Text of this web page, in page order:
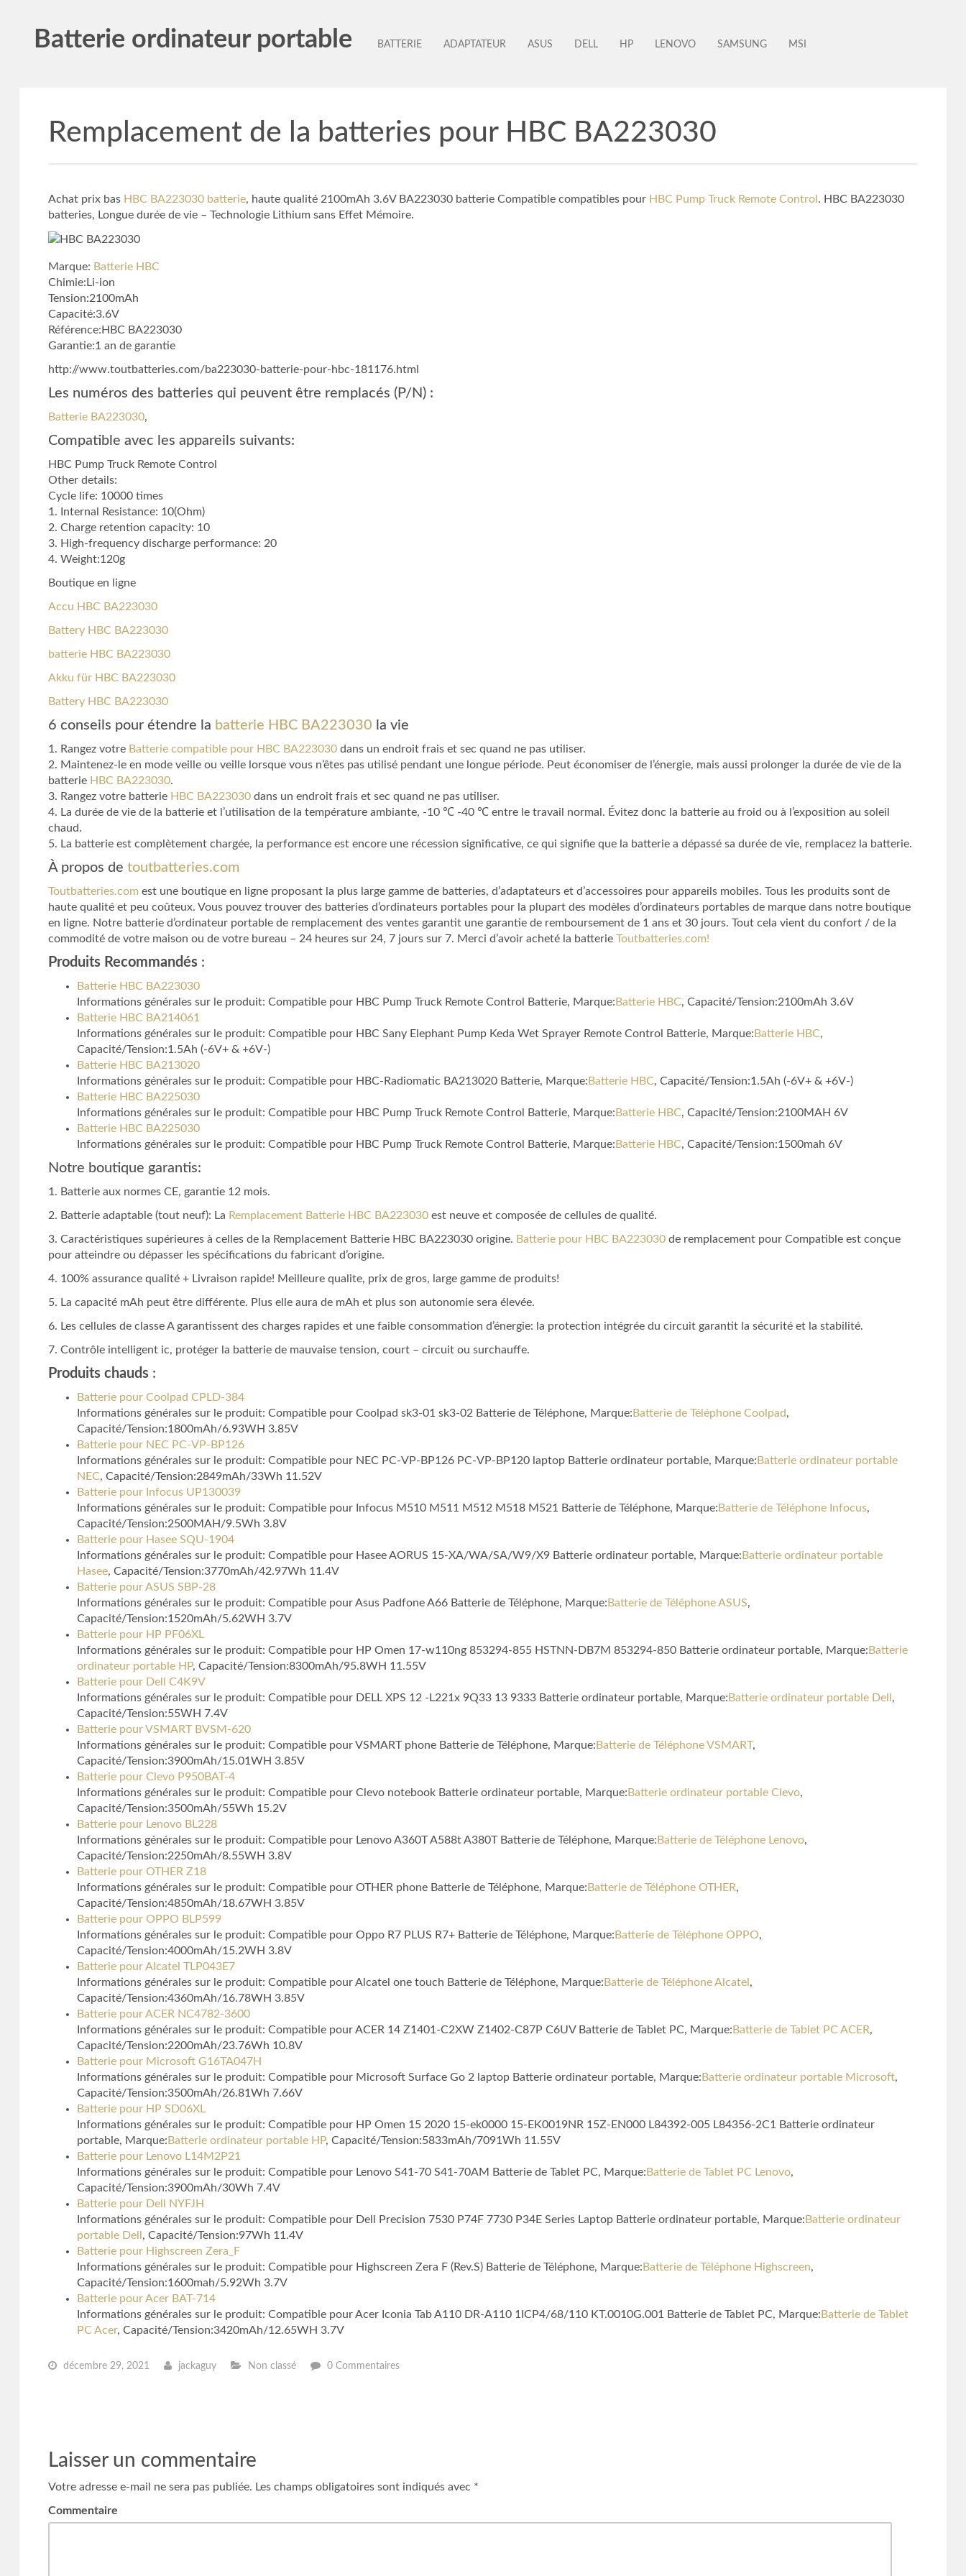
Batterie ordinateur portable BATTERIE ADAPTATEUR ASUS DELL HP LENOVO SAMSUNG MSI
Remplacement de la batteries pour HBC BA223030
Achat prix bas HBC BA223030 batterie, haute qualité 2100mAh 3.6V BA223030 batterie Compatible compatibles pour HBC Pump Truck Remote Control . HBC BA223030
batteries, Longue durée de vie – Technologie Lithium sans Effet Mémoire.
Marque: Batterie HBC
Chimie:Li-ion
Tension:2100mAh
Capacité:3.6V
Référence:HBC BA223030
Garantie:1 an de garantie
http://www.toutbatteries.com/ba223030-batterie-pour-hbc-181176.html
Les numéros des batteries qui peuvent être remplacés (P/N) :
Batterie BA223030,
Compatible avec les appareils suivants:
HBC Pump Truck Remote Control
Other details:
Cycle life: 10000 times
1. Internal Resistance: 10(Ohm)
2. Charge retention capacity: 10
3. High-frequency discharge performance: 20
4. Weight:120g
Boutique en ligne
Accu HBC BA223030
Battery HBC BA223030
batterie HBC BA223030
Akku für HBC BA223030
Battery HBC BA223030
6 conseils pour étendre la batterie HBC BA223030 la vie
1. Rangez votre Batterie compatible pour HBC BA223030dans un endroit frais et sec quand ne pas utiliser.
2. Maintenez-le en mode veille ou veille lorsque vous n’êtes pas utilisé pendant une longue période. Peut économiser de l’énergie, mais aussi prolonger la durée de vie de la
batterie HBC BA223030.
3. Rangez votre batterie HBC BA223030dans un endroit frais et sec quand ne pas utiliser.
4. La durée de vie de la batterie et l’utilisation de la température ambiante, -10 ℃ -40 ℃ entre le travail normal. Évitez donc la batterie au froid ou à l’exposition au soleil
chaud.
5. La batterie est complètement chargée, la performance est encore une récession significative, ce qui signifie que la batterie a dépassé sa durée de vie, remplacez la batterie.
À propos de toutbatteries.com
Toutbatteries.com est une boutique en ligne proposant la plus large gamme de batteries, d’adaptateurs et d’accessoires pour appareils mobiles. Tous les produits sont de
haute qualité et peu coûteux. Vous pouvez trouver des batteries d’ordinateurs portables pour la plupart des modèles d’ordinateurs portables de marque dans notre boutique
en ligne. Notre batterie d’ordinateur portable de remplacement des ventes garantit une garantie de remboursement de 1 ans et 30 jours. Tout cela vient du confort / de la
commodité de votre maison ou de votre bureau – 24 heures sur 24, 7 jours sur 7. Merci d’avoir acheté la batterie Toutbatteries.com!
Produits Recommandés :
Batterie HBC BA223030
Informations générales sur le produit: Compatible pour HBC Pump Truck Remote Control Batterie, Marque: Batterie HBC, Capacité/Tension:2100mAh 3.6V
Batterie HBC BA214061
Informations générales sur le produit: Compatible pour HBC Sany Elephant Pump Keda Wet Sprayer Remote Control Batterie, Marque: Batterie HBC,
Capacité/Tension:1.5Ah (-6V+ & +6V-)
Batterie HBC BA213020
Informations générales sur le produit: Compatible pour HBC-Radiomatic BA213020 Batterie, Marque: Batterie HBC, Capacité/Tension:1.5Ah (-6V+ & +6V-)
Batterie HBC BA225030
Informations générales sur le produit: Compatible pour HBC Pump Truck Remote Control Batterie, Marque: Batterie HBC, Capacité/Tension:2100MAH 6V
Batterie HBC BA225030
Informations générales sur le produit: Compatible pour HBC Pump Truck Remote Control Batterie, Marque: Batterie HBC, Capacité/Tension:1500mah 6V
Notre boutique garantis:
1. Batterie aux normes CE, garantie 12 mois.
2. Batterie adaptable (tout neuf): La Remplacement Batterie HBC BA223030est neuve et composée de cellules de qualité.
3. Caractéristiques supérieures à celles de la Remplacement Batterie HBC BA223030 origine. Batterie pour HBC BA223030de remplacement pour Compatible est conçue
pour atteindre ou dépasser les spécifications du fabricant d’origine.
4. 100% assurance qualité + Livraison rapide! Meilleure qualite, prix de gros, large gamme de produits!
5. La capacité mAh peut être différente. Plus elle aura de mAh et plus son autonomie sera élevée.
6. Les cellules de classe A garantissent des charges rapides et une faible consommation d’énergie: la protection intégrée du circuit garantit la sécurité et la stabilité.
7. Contrôle intelligent ic, protéger la batterie de mauvaise tension, court – circuit ou surchauffe.
Produits chauds :
Batterie pour Coolpad CPLD-384
Informations générales sur le produit: Compatible pour Coolpad sk3-01 sk3-02 Batterie de Téléphone, Marque: Batterie de Téléphone Coolpad,
Capacité/Tension:1800mAh/6.93WH 3.85V
Batterie pour NEC PC-VP-BP126
Informations générales sur le produit: Compatible pour NEC PC-VP-BP126 PC-VP-BP120 laptop Batterie ordinateur portable, Marque: Batterie ordinateur portable
NEC, Capacité/Tension:2849mAh/33Wh 11.52V
Batterie pour Infocus UP130039
Informations générales sur le produit: Compatible pour Infocus M510 M511 M512 M518 M521 Batterie de Téléphone, Marque: Batterie de Téléphone Infocus,
Capacité/Tension:2500MAH/9.5Wh 3.8V
Batterie pour Hasee SQU-1904
Informations générales sur le produit: Compatible pour Hasee AORUS 15-XA/WA/SA/W9/X9 Batterie ordinateur portable, Marque: Batterie ordinateur portable
Hasee, Capacité/Tension:3770mAh/42.97Wh 11.4V
Batterie pour ASUS SBP-28
Informations générales sur le produit: Compatible pour Asus Padfone A66 Batterie de Téléphone, Marque: Batterie de Téléphone ASUS,
Capacité/Tension:1520mAh/5.62WH 3.7V
Batterie pour HP PF06XL
Informations générales sur le produit: Compatible pour HP Omen 17-w110ng 853294-855 HSTNN-DB7M 853294-850 Batterie ordinateur portable, Marque: Batterie
ordinateur portable HP, Capacité/Tension:8300mAh/95.8WH 11.55V
Batterie pour Dell C4K9V
Informations générales sur le produit: Compatible pour DELL XPS 12 -L221x 9Q33 13 9333 Batterie ordinateur portable, Marque: Batterie ordinateur portable Dell ,
Capacité/Tension:55WH 7.4V
Batterie pour VSMART BVSM-620
Informations générales sur le produit: Compatible pour VSMART phone Batterie de Téléphone, Marque: Batterie de Téléphone VSMART,
Capacité/Tension:3900mAh/15.01WH 3.85V
Batterie pour Clevo P950BAT-4
Informations générales sur le produit: Compatible pour Clevo notebook Batterie ordinateur portable, Marque: Batterie ordinateur portable Clevo,
Capacité/Tension:3500mAh/55Wh 15.2V
Batterie pour Lenovo BL228
Informations générales sur le produit: Compatible pour Lenovo A360T A588t A380T Batterie de Téléphone, Marque: Batterie de Téléphone Lenovo,
Capacité/Tension:2250mAh/8.55WH 3.8V
Batterie pour OTHER Z18
Informations générales sur le produit: Compatible pour OTHER phone Batterie de Téléphone, Marque: Batterie de Téléphone OTHER,
Capacité/Tension:4850mAh/18.67WH 3.85V
Batterie pour OPPO BLP599
Informations générales sur le produit: Compatible pour Oppo R7 PLUS R7+ Batterie de Téléphone, Marque: Batterie de Téléphone OPPO,
Capacité/Tension:4000mAh/15.2WH 3.8V
Batterie pour Alcatel TLP043E7
Informations générales sur le produit: Compatible pour Alcatel one touch Batterie de Téléphone, Marque: Batterie de Téléphone Alcatel ,
Capacité/Tension:4360mAh/16.78WH 3.85V
Batterie pour ACER NC4782-3600
Informations générales sur le produit: Compatible pour ACER 14 Z1401-C2XW Z1402-C87P C6UV Batterie de Tablet PC, Marque: Batterie de Tablet PC ACER,
Capacité/Tension:2200mAh/23.76Wh 10.8V
Batterie pour Microsoft G16TA047H
Informations générales sur le produit: Compatible pour Microsoft Surface Go 2 laptop Batterie ordinateur portable, Marque: Batterie ordinateur portable Microsoft,
Capacité/Tension:3500mAh/26.81Wh 7.66V
Batterie pour HP SD06XL
Informations générales sur le produit: Compatible pour HP Omen 15 2020 15-ek0000 15-EK0019NR 15Z-EN000 L84392-005 L84356-2C1 Batterie ordinateur
portable, Marque: Batterie ordinateur portable HP, Capacité/Tension:5833mAh/7091Wh 11.55V
Batterie pour Lenovo L14M2P21
Informations générales sur le produit: Compatible pour Lenovo S41-70 S41-70AM Batterie de Tablet PC, Marque: Batterie de Tablet PC Lenovo,
Capacité/Tension:3900mAh/30Wh 7.4V
Batterie pour Dell NYFJH
Informations générales sur le produit: Compatible pour Dell Precision 7530 P74F 7730 P34E Series Laptop Batterie ordinateur portable, Marque: Batterie ordinateur
portable Dell , Capacité/Tension:97Wh 11.4V
Batterie pour Highscreen Zera_F
Informations générales sur le produit: Compatible pour Highscreen Zera F (Rev.S) Batterie de Téléphone, Marque: Batterie de Téléphone Highscreen,
Capacité/Tension:1600mah/5.92Wh 3.7V
Batterie pour Acer BAT-714
Informations générales sur le produit: Compatible pour Acer Iconia Tab A110 DR-A110 1ICP4/68/110 KT.0010G.001 Batterie de Tablet PC, Marque: Batterie de Tablet
PC Acer, Capacité/Tension:3420mAh/12.65WH 3.7V
décembre 29, 2021 jackaguy Non classé 0 Commentaires
Laisser un commentaire
Votre adresse e-mail ne sera pas publiée. Les champs obligatoires sont indiqués avec *
Commentaire